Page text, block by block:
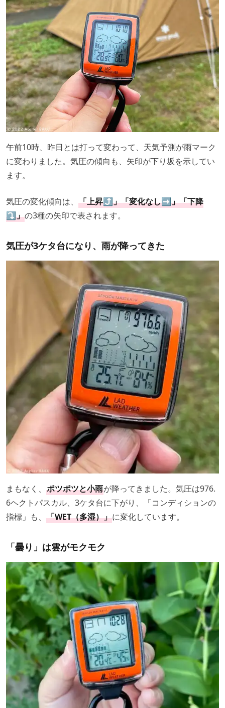
午前10時、昨日とは打って変わって、天気予測が雨マーク
に変わりました。気圧の傾向も、矢印が下り坂を示してい
ます。
気圧の変化傾向は、 「上昇⤴️」「変化なし➡️」「下降
⤵️」の3種の矢印で表されます。
気圧が3ケタ台になり、雨が降ってきた
まもなく、 ポツポツと小雨が降ってきました。気圧は976.
6ヘクトパスカル、3ケタ台に下がり、「コンディションの
指標」も、 「WET（多湿）」に変化しています。
「曇り」は雲がモクモク